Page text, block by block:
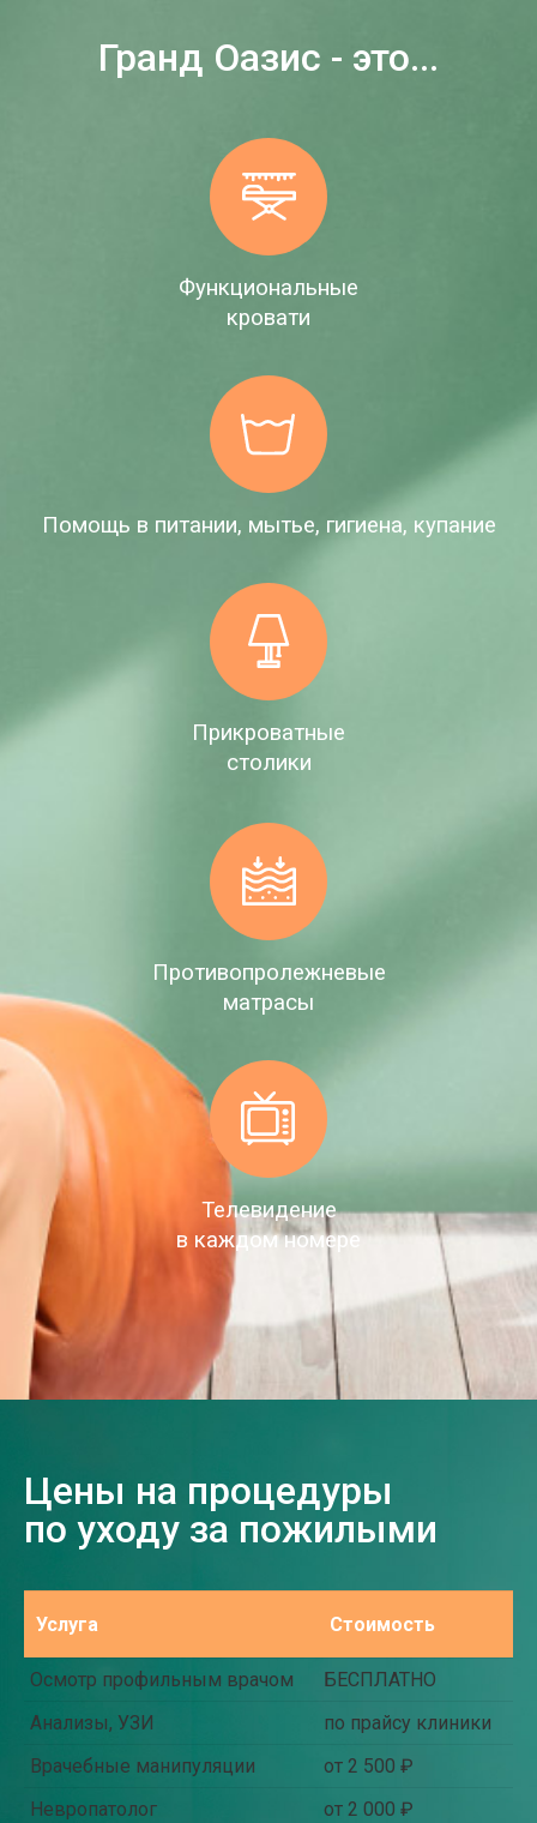
Гранд Оазис - это...
Функциональные
кровати
Помощь в питании, мытье, гигиена, купание
Прикроватные
столики
Противопролежневые
матрасы
Телевидение
в каждом номере
Цены на процедуры
по уходу за пожилыми
Услуга Стоимость
Осмотр профильным врачом
БЕСПЛАТНО
Анализы, УЗИ
по прайсу клиники
Врачебные манипуляции
от 2 500 ₽
Невропатолог
от 2 000 ₽